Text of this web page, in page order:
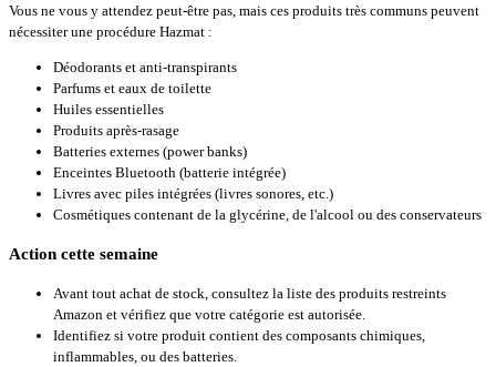
Vous ne vous y attendez peut-être pas, mais ces produits très communs peuvent
nécessiter une procédure Hazmat :
Déodorants et anti-transpirants
Parfums et eaux de toilette
Huiles essentielles
Produits après-rasage
Batteries externes (power banks)
Enceintes Bluetooth (batterie intégrée)
Livres avec piles intégrées (livres sonores, etc.)
Cosmétiques contenant de la glycérine, de l'alcool ou des conservateurs
Action cette semaine
Avant tout achat de stock, consultez la liste des produits restreints
Amazon et vérifiez que votre catégorie est autorisée.
Identifiez si votre produit contient des composants chimiques,
inflammables, ou des batteries.